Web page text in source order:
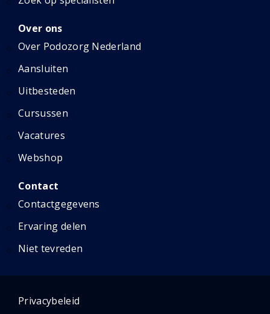
Over ons
Over Podozorg Nederland
Aansluiten
Uitbesteden
Cursussen
Vacatures
Webshop
Contact
Contactgegevens
Ervaring delen
Niet tevreden
Privacybeleid